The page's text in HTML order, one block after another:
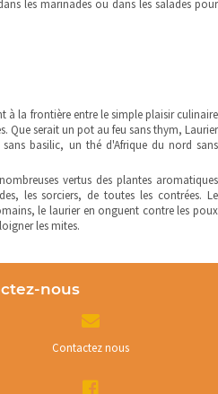
les marinades ou dans les salades pour
à la frontière entre le simple plaisir culinaire
Que serait un pot au feu sans thym, Laurier
basilic, un thé d'Afrique du nord sans
vertus des plantes aromatiques
les sorciers, de toutes les contrées. Le
le laurier en onguent contre les poux
les mites.
nous
Contactez nous